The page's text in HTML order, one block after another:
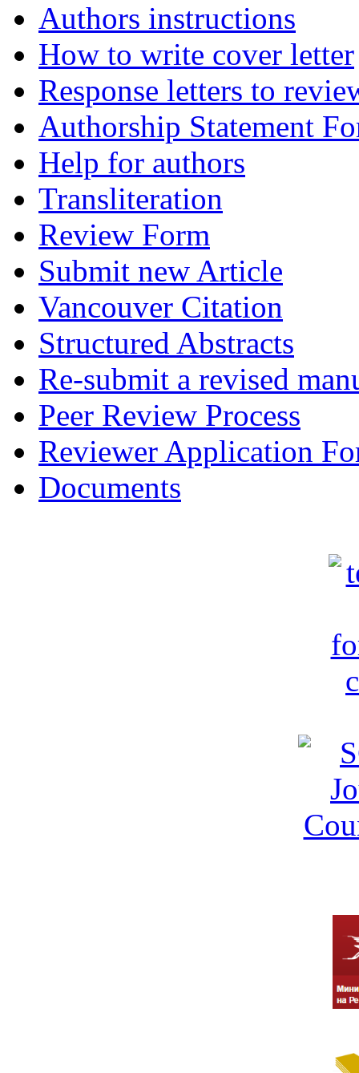
Authors instructions
How to write cover letter
Response letters to
Authorship Statement
Help for authors
Transliteration
Review Form
Submit new Article
Vancouver Citation
Structured Abstracts
Re-submit a revised
Peer Review Process
Reviewer Application
Documents